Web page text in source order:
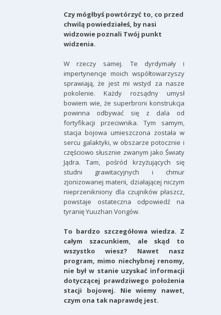
Czy mógłbyś powtórzyć to, co przed
chwilą powiedziałeś, by nasi
widzowie poznali Twój punkt
widzenia.
W rzeczy samej. Te dyrdymały i
impertynencje moich współtowarzyszy
sprawiają, że jest mi wstyd za nasze
pokolenie. Każdy rozsądny umysł
bowiem wie, że superbroni konstrukcja
powinna odbywać się z dala od
fortyfikacji przeciwnika. Tym samym,
stacja bojowa umieszczona została w
sercu galaktyki, w obszarze potocznie i
częściowo słusznie zwanym jako Światy
Jądra. Tam, pośród krzyżujących się
studni grawitacyjnych i chmur
zjonizowanej materii, działającej niczym
nieprzenikniony dla czujników płaszcz,
powstaje ostateczna odpowiedź na
tyranię Yuuzhan Vongów.
To bardzo szczegółowa wiedza. Z
całym szacunkiem, ale skąd to
wszystko wiesz? Nawet nasz
program, mimo niechybnej renomy,
nie był w stanie uzyskać informacji
dotyczącej prawdziwego położenia
stacji bojowej. Nie wiemy nawet,
czym ona tak naprawdę jest.